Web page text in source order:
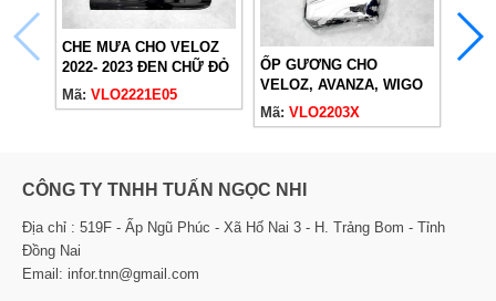
CHE MƯA CHO VELOZ
2022- 2023 ĐEN CHỮ ĐỎ
Mã: VLO2221E05
ỐP GƯƠNG CHO
VELOZ, AVANZA, WIGO
2022, RAIZE 2021, RUSH
2018
Mã: VLO2203X
CÔNG TY TNHH TUẤN NGỌC NHI
Địa chỉ : 519F - Ấp Ngũ Phúc - Xã Hố Nai 3 - H. Trảng Bom - Tỉnh
Đồng Nai
Email: infor.tnn@gmail.com